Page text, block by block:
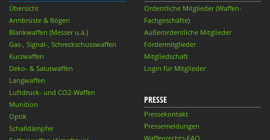
Übersicht
Armbrüste & Bögen
Blankwaffen (Messer u.ä.)
Gas-, Signal-, Schreckschusswaffen
Kurzwaffen
Deko- & Salutwaffen
Langwaffen
Luftdruck- und CO2-Waffen
Munition
Optik
Schalldämpfer
Ordentliche Mitglieder (Waffen-
Fachgeschäfte)
Außerordentliche Mitglieder
Fördermitglieder
Mitgliedschaft
Login für Mitglieder
PRESSE
Pressekontakt
Pressemeldungen
Waffenrechts-FAQ